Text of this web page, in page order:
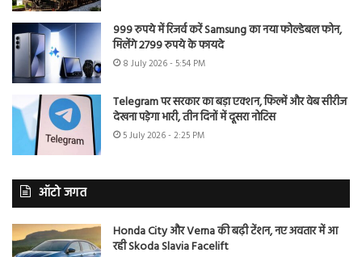
999 रुपये में रिजर्व करें Samsung का नया फोल्डेबल फोन,
मिलेंगे 2799 रुपये के फायदे
8 July 2026 - 5:54 PM
Telegram पर सरकार का बड़ा एक्शन, फिल्में और वेब सीरीज
देखना पड़ेगा भारी, तीन दिनों में दूसरा नोटिस
5 July 2026 - 2:25 PM
ऑटो जगत
Honda City और Verna की बढ़ी टेंशन, नए अवतार में आ
रही Skoda Slavia Facelift